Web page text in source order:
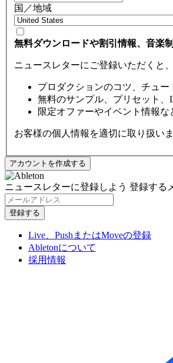
国／地域
無料ダウンロードや割引情報、音楽
ニュースレターにご登録いただくと
プロダクションのコツ、チュ
無料のサンプル、プリセット、
限定オファーやイベント情報な
お客様の個人情報を適切に取り扱い
ニュースレターに登録しよう 登録する
Live、PushまたはMoveの登録
Abletonについて
採用情報